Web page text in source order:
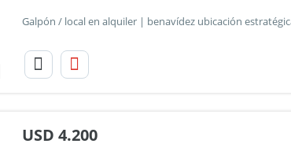
USD 4.200